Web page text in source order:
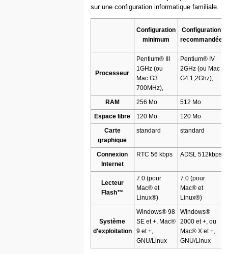
sur une configuration informatique familiale.
Configuration
minimum
Configuration
recommandée
Processeur
Pentium® III
1GHz (ou
Mac G3
700MHz),
Pentium® IV
2GHz (ou Mac
G4 1,2Ghz),
RAM
256 Mo 512 Mo
Espace libre
120 Mo 120 Mo
Carte
graphique
standard standard
Connexion
Internet
RTC 56 kbps ADSL 512kbps
Lecteur
Flash™
7.0 (pour
Mac® et
Linux®)
7.0 (pour
Mac® et
Linux®)
Système
d'exploitation
Windows® 98
SE et +, Mac®
9 et +,
GNU/Linux
Windows®
2000 et +, ou
Mac® X et +,
GNU/Linux